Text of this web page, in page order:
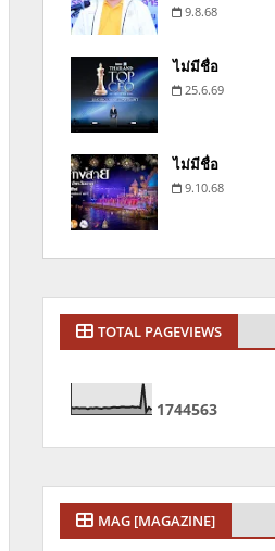
9.8.68
ไม่มีชื่อ
25.6.69
ไม่มีชื่อ
9.10.68
TOTAL PAGEVIEWS
1744563
MAG [MAGAZINE]